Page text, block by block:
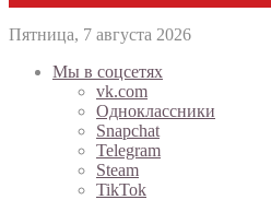
Пятница, 7 августа 2026
Мы в соцсетях
vk.com
Одноклассники
Snapchat
Telegram
Steam
TikTok